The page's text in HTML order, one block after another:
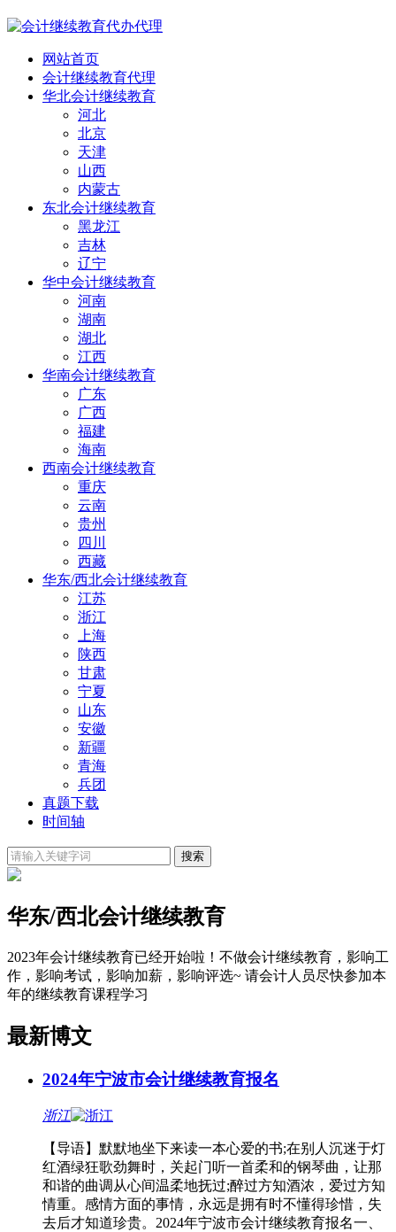
网站首页
会计继续教育代理
华北会计继续教育
河北
北京
天津
山西
内蒙古
东北会计继续教育
黑龙江
吉林
辽宁
华中会计继续教育
河南
湖南
湖北
江西
华南会计继续教育
广东
广西
福建
海南
西南会计继续教育
重庆
云南
贵州
四川
西藏
华东/西北会计继续教育
江苏
浙江
上海
陕西
甘肃
宁夏
山东
安徽
新疆
青海
兵团
真题下载
时间轴
华东/西北会计继续教育
2023年会计继续教育已经开始啦！不做会计继续教育，影响工
作，影响考试，影响加薪，影响评选~ 请会计人员尽快参加本
年的继续教育课程学习
最新博文
2024年宁波市会计继续教育报名
浙江
【导语】默默地坐下来读一本心爱的书;在别人沉迷于灯
红酒绿狂歌劲舞时，关起门听一首柔和的钢琴曲，让那
和谐的曲调从心间温柔地抚过;醉过方知酒浓，爱过方知
情重。感情方面的事情，永远是拥有时不懂得珍惜，失
去后才知道珍贵。2024年宁波市会计继续教育报名一、